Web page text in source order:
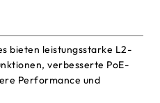
bieten leistungsstarke L2-
verbesserte PoE-
Performance und